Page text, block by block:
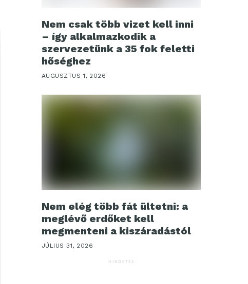
Nem csak több vizet kell inni
– így alkalmazkodik a
szervezetünk a 35 fok feletti
hőséghez
AUGUSZTUS 1, 2026
Nem elég több fát ültetni: a
meglévő erdőket kell
megmenteni a kiszáradástól
JÚLIUS 31, 2026
HIRDETÉS